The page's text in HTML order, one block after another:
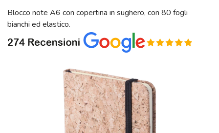
Blocco note A6 con copertina in sughero, con 80 fogli
bianchi ed elastico.